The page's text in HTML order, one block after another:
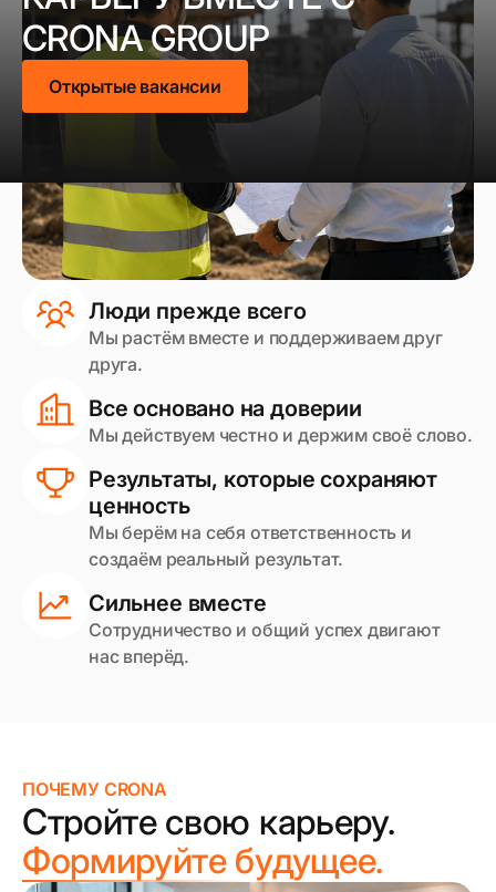
CRONA GROUP
Открытые вакансии
Люди прежде всего
Мы растём вместе и поддерживаем друг
друга.
Все основано на доверии
Мы действуем честно и держим своё слово.
Результаты, которые сохраняют
ценность
Мы берём на себя ответственность и
создаём реальный результат.
Сильнее вместе
Сотрудничество и общий успех двигают
нас вперёд.
ПОЧЕМУ CRONA
Стройте свою карьеру.
Формируйте будущее.